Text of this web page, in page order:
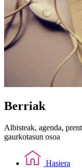
Berriak
Albisteak, agenda,
gaurkotasun osoa
Hasiera